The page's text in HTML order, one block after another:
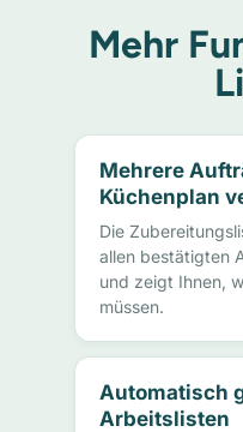
Mehr
Mehrere
Küchenplan
Die
allen bestätigten
und zeigt Ihnen,
müssen.
Automatisch
Arbeitslisten